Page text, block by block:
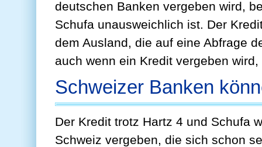
deutschen Banken vergeben wird,
Schufa unausweichlich ist. Der
dem Ausland, die auf eine Abfrage
auch wenn ein Kredit vergeben
Schweizer Banken
Der Kredit trotz Hartz 4 und Schufa
Schweiz vergeben, die sich schon